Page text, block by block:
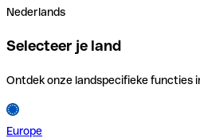
Nederlands
Selecteer je land
Ontdek onze landspecifieke functies
Europe